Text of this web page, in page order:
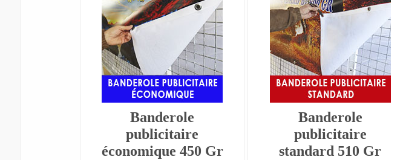
Banderole
publicitaire
économique 450 Gr
Banderole
publicitaire
standard 510 Gr